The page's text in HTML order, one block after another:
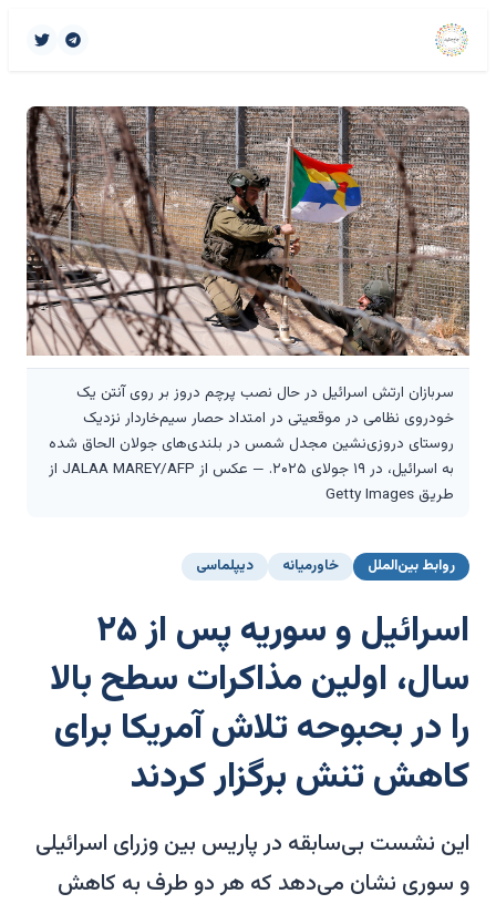
سربازان ارتش اسرائیل در حال نصب پرچم دروز بر روی آنتن یک
خودروی نظامی در موقعیتی در امتداد حصار سیم‌خاردار نزدیک
روستای دروزی‌نشین مجدل شمس در بلندی‌های جولان الحاق شده
به اسرائیل، در ۱۹ جولای ۲۰۲۵. — عکس از JALAA MAREY/AFP از
طریق Getty Images
روابط بین‌الملل خاورمیانه دیپلماسی
اسرائیل و سوریه پس از ۲۵
سال، اولین مذاکرات سطح بالا
را در بحبوحه تلاش آمریکا برای
کاهش تنش برگزار کردند
این نشست بی‌سابقه در پاریس بین وزرای اسرائیلی
و سوری نشان می‌دهد که هر دو طرف به کاهش